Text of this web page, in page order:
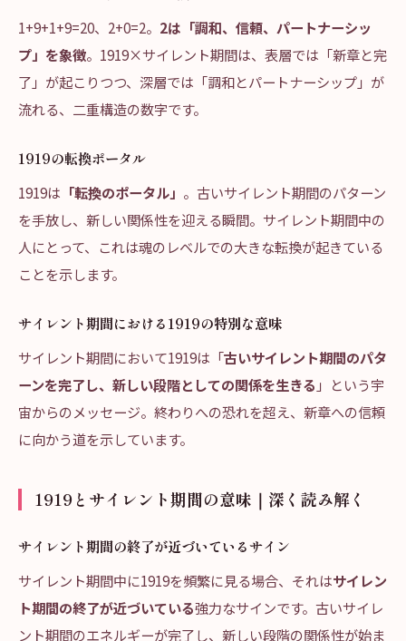
1+9+1+9=20、2+0=2。 2は「調和、信頼、パートナーシッ
プ」を象徴。1919×サイレント期間は、表層では「新章と完
了」が起こりつつ、深層では「調和とパートナーシップ」が
流れる、二重構造の数字です。
1919の転換ポータル
1919は 「転換のポータル」 。古いサイレント期間のパターン
を手放し、新しい関係性を迎える瞬間。サイレント期間中の
人にとって、これは魂のレベルでの大きな転換が起きている
ことを示します。
サイレント期間における1919の特別な意味
サイレント期間において1919は「古いサイレント期間のパタ
ーンを完了し、新しい段階としての関係を生きる 」という宇
宙からのメッセージ。終わりへの恐れを超え、新章への信頼
に向かう道を示しています。
1919とサイレント期間の意味｜深く読み解く
サイレント期間の終了が近づいているサイン
サイレント期間中に1919を頻繁に見る場合、それはサイレン
ト期間の終了が近づいている強力なサインです。古いサイレ
ント期間のエネルギーが完了し、新しい段階の関係性が始ま